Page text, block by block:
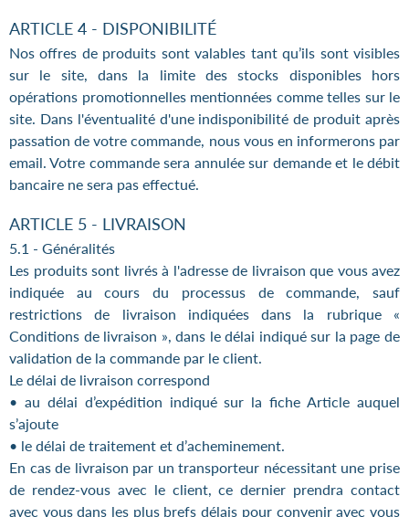
ARTICLE 4 - DISPONIBILITÉ
Nos offres de produits sont valables tant qu’ils sont visibles
sur le site, dans la limite des stocks disponibles hors
opérations promotionnelles mentionnées comme telles sur le
site. Dans l'éventualité d'une indisponibilité de produit après
passation de votre commande, nous vous en informerons par
email. Votre commande sera annulée sur demande et le débit
bancaire ne sera pas effectué.
ARTICLE 5 - LIVRAISON
5.1 - Généralités
Les produits sont livrés à l'adresse de livraison que vous avez
indiquée au cours du processus de commande, sauf
restrictions de livraison indiquées dans la rubrique «
Conditions de livraison », dans le délai indiqué sur la page de
validation de la commande par le client.
Le délai de livraison correspond
• au délai d’expédition indiqué sur la fiche Article auquel
s’ajoute
• le délai de traitement et d’acheminement.
En cas de livraison par un transporteur nécessitant une prise
de rendez-vous avec le client, ce dernier prendra contact
avec vous dans les plus brefs délais pour convenir avec vous